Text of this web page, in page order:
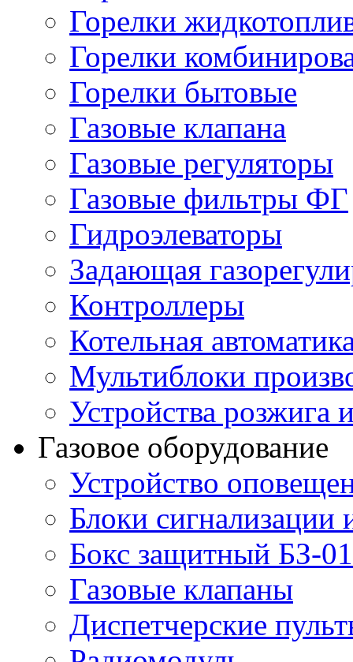
Горелки
Горелки
Горелки бытовые
Газовые клапана
Газовые регуляторы
Газовые фильтры ФГ
Гидроэлеваторы
Задающая
Контроллеры
Котельная
Мультиблоки
Устройства розжига
Газовое оборудование
Устройство
Блоки сигнализации
Бокс защитный БЗ-01
Газовые клапаны
Диспетчерские